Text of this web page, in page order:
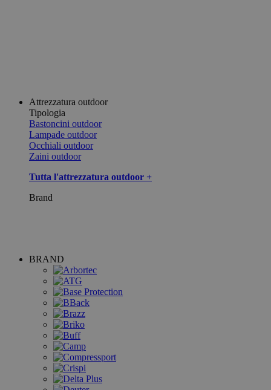
Attrezzatura outdoor
Tipologia
Bastoncini outdoor
Lampade outdoor
Occhiali outdoor
Zaini outdoor
Tutta l'attrezzatura outdoor +
Brand
BRAND